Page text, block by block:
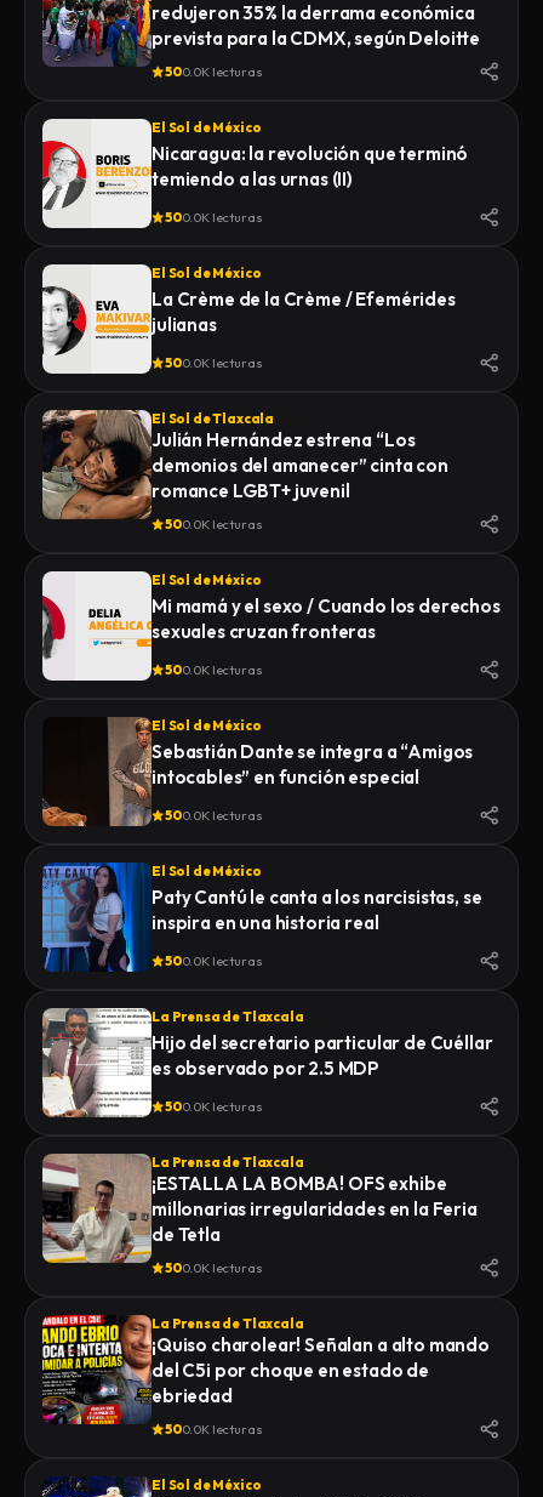
redujeron 35% la derrama económica
prevista para la CDMX, según Deloitte
500.0K lecturas
El Sol de México
Nicaragua: la revolución que terminó
temiendo a las urnas (II)
500.0K lecturas
El Sol de México
La Crème de la Crème / Efemérides
julianas
500.0K lecturas
El Sol de Tlaxcala
Julián Hernández estrena “Los
demonios del amanecer” cinta con
romance LGBT+ juvenil
500.0K lecturas
El Sol de México
Mi mamá y el sexo / Cuando los derechos
sexuales cruzan fronteras
500.0K lecturas
El Sol de México
Sebastián Dante se integra a “Amigos
intocables” en función especial
500.0K lecturas
El Sol de México
Paty Cantú le canta a los narcisistas, se
inspira en una historia real
500.0K lecturas
La Prensa de Tlaxcala
Hijo del secretario particular de Cuéllar
es observado por 2.5 MDP
500.0K lecturas
La Prensa de Tlaxcala
¡ESTALLA LA BOMBA! OFS exhibe
millonarias irregularidades en la Feria
de Tetla
500.0K lecturas
La Prensa de Tlaxcala
¡Quiso charolear! Señalan a alto mando
del C5i por choque en estado de
ebriedad
500.0K lecturas
El Sol de México